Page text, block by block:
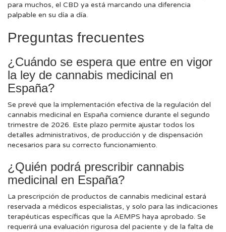
para muchos, el CBD ya está marcando una diferencia
palpable en su día a día.
Preguntas frecuentes
¿Cuándo se espera que entre en vigor
la ley de cannabis medicinal en
España?
Se prevé que la implementación efectiva de la regulación del
cannabis medicinal en España comience durante el segundo
trimestre de 2026. Este plazo permite ajustar todos los
detalles administrativos, de producción y de dispensación
necesarios para su correcto funcionamiento.
¿Quién podrá prescribir cannabis
medicinal en España?
La prescripción de productos de cannabis medicinal estará
reservada a médicos especialistas, y solo para las indicaciones
terapéuticas específicas que la AEMPS haya aprobado. Se
requerirá una evaluación rigurosa del paciente y de la falta de